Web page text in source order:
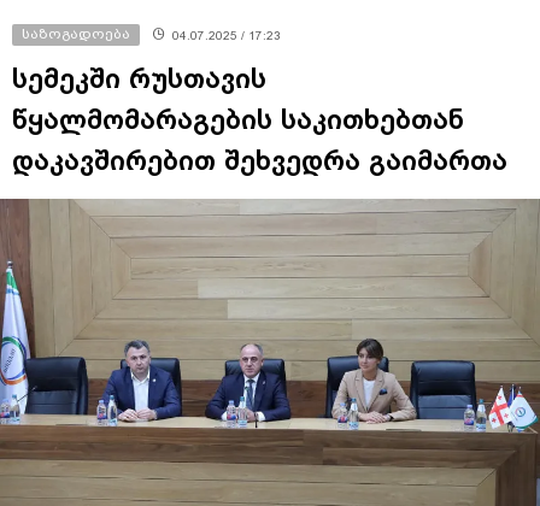
საზოგადოება 04.07.2025 / 17:23
სემეკში რუსთავის
წყალმომარაგების საკითხებთან
დაკავშირებით შეხვედრა გაიმართა